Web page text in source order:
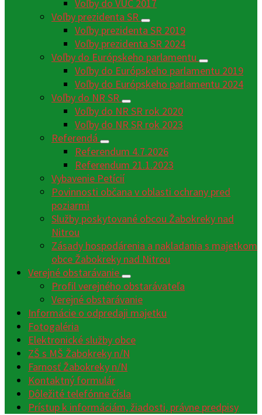
Voľby do VÚC 2017
Voľby prezidenta SR
Voľby prezidenta SR 2019
Voľby prezidenta SR 2024
Voľby do Európskeho parlamentu
Voľby do Európskeho parlamentu 2019
Voľby do Európskeho parlamentu 2024
Voľby do NR SR
Voľby do NR SR rok 2020
Voľby do NR SR rok 2023
Referendá
Referendum 4.7.2026
Referendum 21.1.2023
Vybavenie Petícií
Povinnosti občana v oblasti ochrany pred
poziarmi
Služby poskytované obcou Žabokreky nad
Nitrou
Zásady hospodárenia a nakladania s majetkom
obce Žabokreky nad Nitrou
Verejné obstarávanie
Profil verejného obstarávateľa
Verejné obstarávanie
Informácie o odpredaji majetku
Fotogaléria
Elektronické služby obce
ZŠ s MŠ Žabokreky n/N
Farnosť Žabokreky n/N
Kontaktný formulár
Dôležité telefónne čísla
Prístup k informáciám, žiadosti, právne predpisy